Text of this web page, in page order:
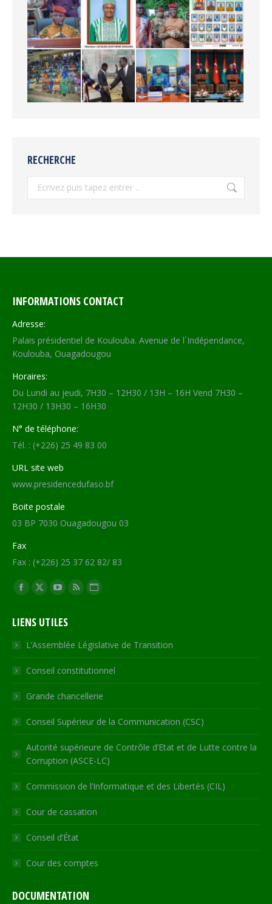
RECHERCHE
Recherche
INFORMATIONS CONTACT
Adresse:
Palais présidentiel de Koulouba. Avenue de l´Indépendance,
Koulouba, Ouagadougou
Horaires:
Du Lundi au jeudi, 7H30 – 12H30 / 13H – 16H Vend 7H30 –
12H30 / 13H30 – 16H30
N° de téléphone:
Tél. : (+226) 25 49 83 00
URL site web
www.presidencedufaso.bf
Boite postale
03 BP 7030 Ouagadougou 03
Fax
Fax : (+226) 25 37 62 82/ 83
Trouvez nous sur :
Facebook
opens
in
new
window
X
opens
in
new
window
YouTube
opens
in
new
window
RSS
in
new
window
Site
opens
in
new
LIENS UTILES
L’Assemblée Législative de Transition
Conseil constitutionnel
Grande chancellerie
Conseil Supérieur de la Communication (CSC)
Autorité supérieure de Contrôle d’Etat et de Lutte contre la
Corruption (ASCE-LC)
Commission de l’Informatique et des Libertés (CIL)
Cour de cassation
Conseil d’État
Cour des comptes
DOCUMENTATION